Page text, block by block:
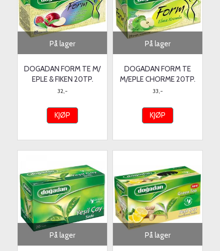
På lager
DOGADAN FORM TE M/
EPLE & FIKEN 20TP.
32,-
KJØP
På lager
DOGADAN FORM TE
M/EPLE CHORME 20TP.
33,-
KJØP
På lager På lager